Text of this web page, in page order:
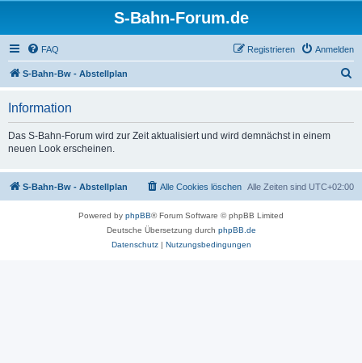
S-Bahn-Forum.de
FAQ Anmelden
Registrieren
S-Bahn-Bw - Abstellplan
Information
Das S-Bahn-Forum wird zur Zeit aktualisiert und wird demnächst in einem
neuen Look erscheinen.
S-Bahn-Bw - Abstellplan Alle Zeiten sind UTC+02:00
Alle Cookies löschen
Powered by phpBB® Forum Software © phpBB Limited
Deutsche Übersetzung durch phpBB.de
Datenschutz| Nutzungsbedingungen